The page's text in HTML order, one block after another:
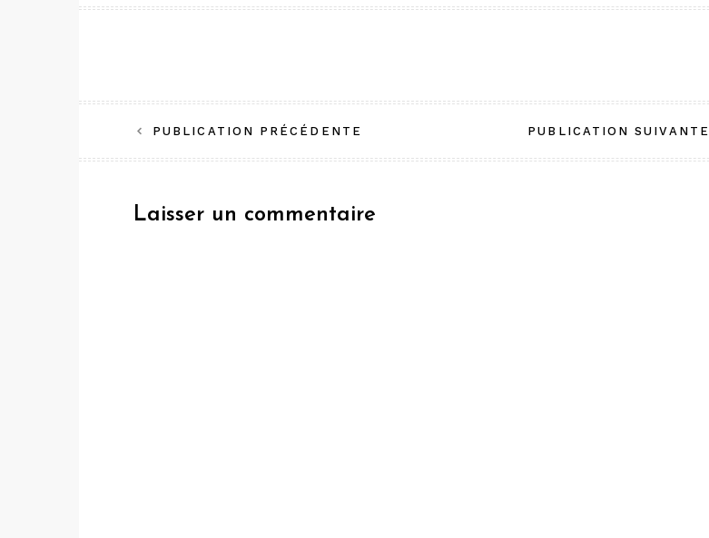
Navigation
de
l’article
PUBLICATION PRÉCÉDENTE PUBLICATION SUIVANTE
Laisser un commentaire